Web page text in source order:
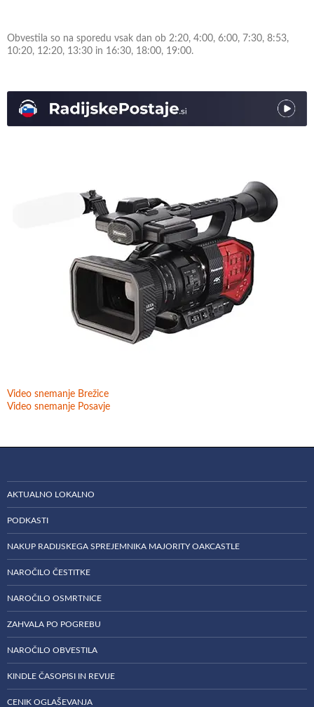
Obvestila so na sporedu vsak dan ob 2:20, 4:00, 6:00, 7:30, 8:53,
10:20, 12:20, 13:30 in 16:30, 18:00, 19:00.
Video snemanje Brežice
Video snemanje Posavje
AKTUALNO LOKALNO
PODKASTI
NAKUP RADIJSKEGA SPREJEMNIKA MAJORITY OAKCASTLE
NAROČILO ČESTITKE
NAROČILO OSMRTNICE
ZAHVALA PO POGREBU
NAROČILO OBVESTILA
KINDLE ČASOPISI IN REVIJE
CENIK OGLAŠEVANJA